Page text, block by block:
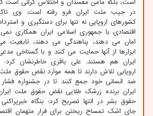
است، بلکه مأمن مفسدان و اختلاس گرانی است
در جیب ملت ایران فرو رفته است. وی
کشورهای اروپایی نه تنها برای دستگیری و
اقتصادی با جمهوری اسلامی ایران همکاری نمی
امان می دهند، پناهندگی می دهند، تابعیت
ابزارها از آنها حمایت می کنند و با گستاخی
ایران هم هستند. علی باقری خاطرنشان
اروپایی تلاش دارند تا همه موارد نقض حقوق ملت
ضد انسانی خود جمع کنند تا در جشنواره
ایران برنده زرشک طلایی نقض حقوق ملت
حقوق بشر در انتها تصریح کرد: بنگاه
جای اشک تمساح ریختن برای فرار متهمان